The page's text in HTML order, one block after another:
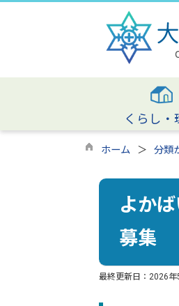
くらし・
ホーム 分類
よか
募集
最終更新日： 2026年